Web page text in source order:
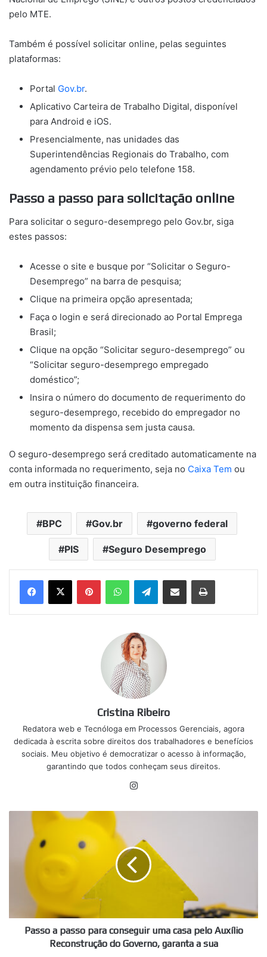
pelo MTE.
Também é possível solicitar online, pelas seguintes
plataformas:
Portal Gov.br.
Aplicativo Carteira de Trabalho Digital, disponível
para Android e iOS.
Presencialmente, nas unidades das
Superintendências Regionais do Trabalho, com
agendamento prévio pelo telefone 158.
Passo a passo para solicitação online
Para solicitar o seguro-desemprego pelo Gov.br, siga
estes passos:
Acesse o site e busque por “Solicitar o Seguro-
Desemprego” na barra de pesquisa;
Clique na primeira opção apresentada;
Faça o login e será direcionado ao Portal Emprega
Brasil;
Clique na opção “Solicitar seguro-desemprego” ou
“Solicitar seguro-desemprego empregado
doméstico”;
Insira o número do documento de requerimento do
seguro-desemprego, recebido do empregador no
momento da dispensa sem justa causa.
O seguro-desemprego será creditado automaticamente na
conta informada no requerimento, seja no Caixa Tem ou
em outra instituição financeira.
BPC Gov.br governo federal
PIS Seguro Desemprego
PinterestWhatsAppTelegramCompartilhar via e-mail Imprimir
Cristina Ribeiro
Redatora web e Tecnóloga em Processos Gerenciais, agora
dedicada à escrita sobre direitos dos trabalhadores e benefícios
sociais. Meu objetivo é democratizar o acesso à informação,
garantindo que todos conheçam seus direitos.
passo
Auxílio
Reconstrução
Passo a passo para conseguir uma casa pelo Auxílio
Reconstrução do Governo, garanta a sua